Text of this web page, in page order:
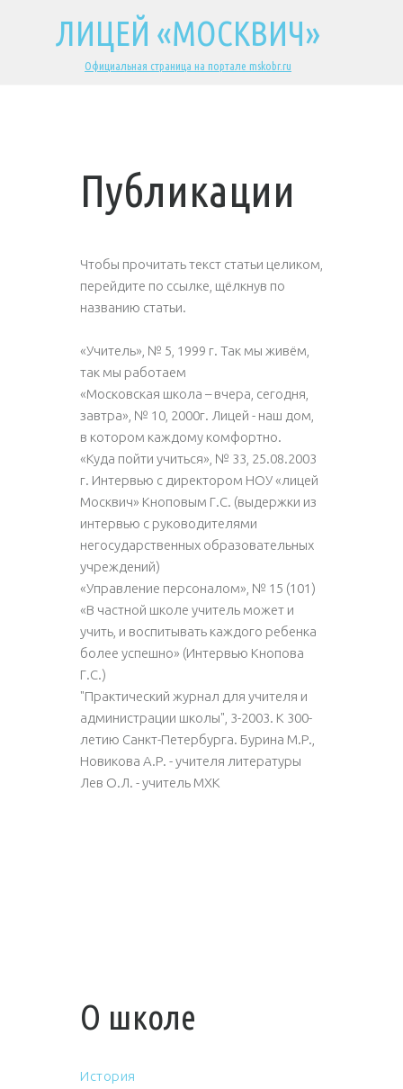
ЛИЦЕЙ «МОСКВИЧ»
Официальная страница на портале mskobr.ru
Публикации
Чтобы прочитать текст статьи целиком,
перейдите по ссылке, щёлкнув по
названию статьи.
«Учитель», № 5, 1999 г. Так мы живём,
так мы работаем
«Московская школа – вчера, сегодня,
завтра», № 10, 2000г. Лицей - наш дом,
в котором каждому комфортно.
«Куда пойти учиться», № 33, 25.08.2003
г. Интервью с директором НОУ «лицей
Москвич» Кноповым Г.С. (выдержки из
интервью с руководителями
негосударственных образовательных
учреждений)
«Управление персоналом», № 15 (101)
«В частной школе учитель может и
учить, и воспитывать каждого ребенка
более успешно» (Интервью Кнопова
Г.С.)
"Практический журнал для учителя и
администрации школы", 3-2003. К 300-
летию Санкт-Петербурга. Бурина М.Р.,
Новикова А.Р. - учителя литературы
Лев О.Л. - учитель МХК
О школе
История